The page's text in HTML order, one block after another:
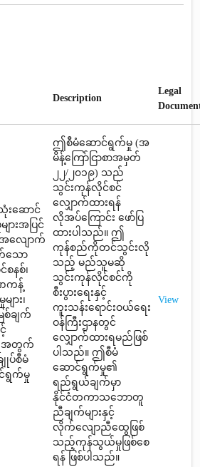
Description
Legal
းဆောင်
ားအပြင်
လျောက်
သော
စနစ်၊
ကန့်
ား၊
စ်ချက်
အတွက်
ျုပ်စီမံ
ရွက်မှု
ဤစီမံဆောင်ရွက်မှု (အ
မိန့်ကြော်ငြာစာအမှတ်
၂၂/၂၀၁၉) သည်
သွင်းကုန်လိုင်စင်
လျှောက်ထားရန်
လိုအပ်ကြောင်း ဖော်ပြ
ထားပါသည်။ ဤ
ကုန်စည်ကိုတင်သွင်းလို
သည့် မည်သူမဆို
သွင်းကုန်လိုင်စင်ကို
စီးပွားရေးနှင့်
ကူးသန်းရောင်းဝယ်ရေး
ဝန်ကြီးဌာနတွင်
လျှောက်ထားရမည်ဖြစ်
ပါသည်။ ဤစီမံ
ဆောင်ရွက်မှု၏
ရည်ရွယ်ချက်မှာ
နိုင်ငံတကာသဘောတူ
ညီချက်များနှင့်
လိုက်လျောညီထွေဖြစ်
သည့်ကုန်သွယ်မှုဖြစ်စေ
ရန် ဖြစ်ပါသည်။
View